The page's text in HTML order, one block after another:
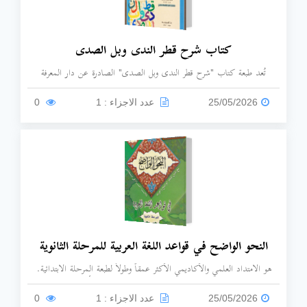
كتاب شرح قطر الندى وبل الصدى
تُعد طبعة كتاب "شرح قطر الندى وبل الصدى" الصادرة عن دار المعرفة
(بيروت) من الطبعات التجارية والتداولية الشهيرة المخصصة لتيسير وتسهيل دراسة
متن ابن هشام الأنصاري للطلاب والمبتدئين، تتميز هذه الطبعة بكونها نسخة
بصرياً وغير مثقلة بحواشي الخلافات الطويلة المعقدة.
25/05/2026 عدد الاجزاء : 1
النحو الواضح في قواعد اللغة العربية للمرحلة الثانوية
هو الامتداد العلمي والأكاديمي الأكثر عمقاً وطولاً لطبعة المرحلة الابتدائية.
صِيغ هذا الكتاب ليرتقي بطالب العلم من مرحلة القواعد الأساسية البسيطة إلى
مرحلة التوسع والتعمق والاطلاع على أسرار الصرف اللغوي وبناء الجمل
25/05/2026 عدد الاجزاء : 1